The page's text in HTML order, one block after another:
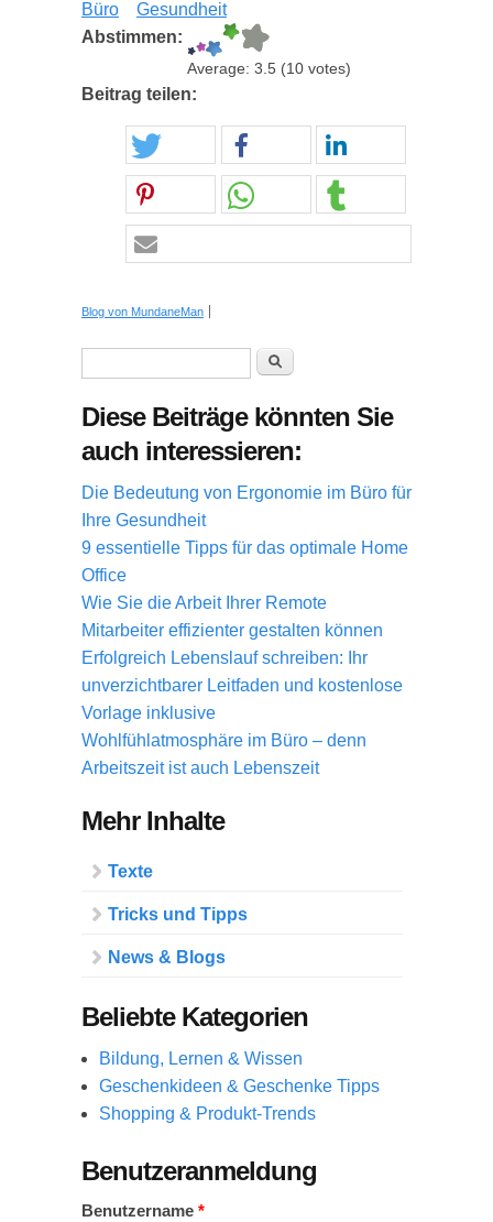
Büro
Gesundheit
Abstimmen:
Average: 3.5 (10 votes)
Beitrag teilen:
Blog von MundaneMan
Suche
Diese Beiträge könnten Sie
auch interessieren:
Die Bedeutung von Ergonomie im Büro für
Ihre Gesundheit
9 essentielle Tipps für das optimale Home
Office
Wie Sie die Arbeit Ihrer Remote
Mitarbeiter effizienter gestalten können
Erfolgreich Lebenslauf schreiben: Ihr
unverzichtbarer Leitfaden und kostenlose
Vorlage inklusive
Wohlfühlatmosphäre im Büro – denn
Arbeitszeit ist auch Lebenszeit
Mehr Inhalte
Texte
Tricks und Tipps
News & Blogs
Beliebte Kategorien
Bildung, Lernen & Wissen
Geschenkideen & Geschenke Tipps
Shopping & Produkt-Trends
Benutzeranmeldung
Benutzername *